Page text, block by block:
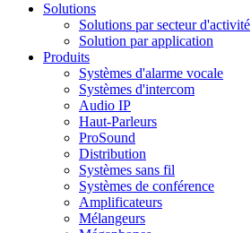
Solutions
Solutions par secteur d'activité
Solution par application
Produits
Systèmes d'alarme vocale
Systèmes d'intercom
Audio IP
Haut-Parleurs
ProSound
Distribution
Systèmes sans fil
Systèmes de conférence
Amplificateurs
Mélangeurs